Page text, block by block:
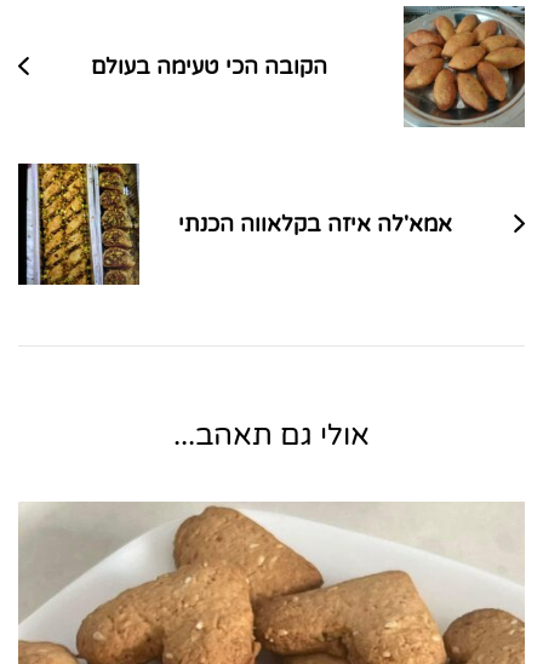
הקובה הכי טעימה בעולם
אמא'לה איזה בקלאווה הכנתי
אולי גם תאהב...